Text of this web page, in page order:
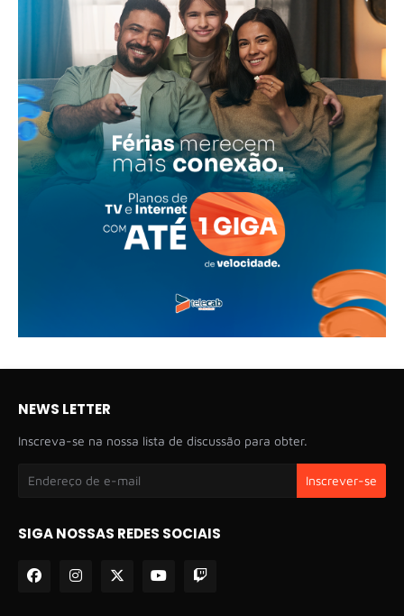
NEWS LETTER
Inscreva-se na nossa lista de discussão para obter.
SIGA NOSSAS REDES SOCIAIS